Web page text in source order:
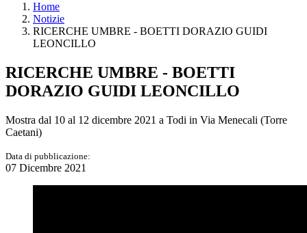
Home
Notizie
RICERCHE UMBRE - BOETTI DORAZIO GUIDI
LEONCILLO
RICERCHE UMBRE - BOETTI
DORAZIO GUIDI LEONCILLO
Mostra dal 10 al 12 dicembre 2021 a Todi in Via Menecali (Torre
Caetani)
Data di pubblicazione:
07 Dicembre 2021